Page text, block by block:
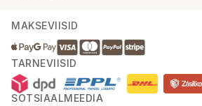
MAKSEVIISID
TARNEVIISID
SOTSIAALMEEDIA